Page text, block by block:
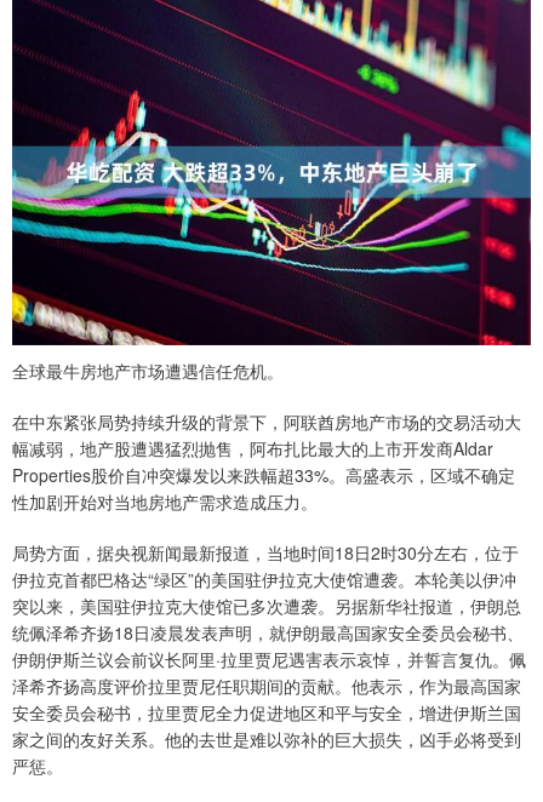
全球最牛房地产市场遭遇信任危机。
在中东紧张局势持续升级的背景下，阿联酋房地产市场的交易活动大
幅减弱，地产股遭遇猛烈抛售，阿布扎比最大的上市开发商Aldar
Properties股价自冲突爆发以来跌幅超33%。高盛表示，区域不确定
性加剧开始对当地房地产需求造成压力。
局势方面，据央视新闻最新报道，当地时间18日2时30分左右，位于
伊拉克首都巴格达“绿区”的美国驻伊拉克大使馆遭袭。本轮美以伊冲
突以来，美国驻伊拉克大使馆已多次遭袭。另据新华社报道，伊朗总
统佩泽希齐扬18日凌晨发表声明，就伊朗最高国家安全委员会秘书、
伊朗伊斯兰议会前议长阿里·拉里贾尼遇害表示哀悼，并誓言复仇。佩
泽希齐扬高度评价拉里贾尼任职期间的贡献。他表示，作为最高国家
安全委员会秘书，拉里贾尼全力促进地区和平与安全，增进伊斯兰国
家之间的友好关系。他的去世是难以弥补的巨大损失，凶手必将受到
严惩。